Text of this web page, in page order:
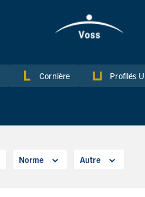
Cornière Profilés U
Norme Autre